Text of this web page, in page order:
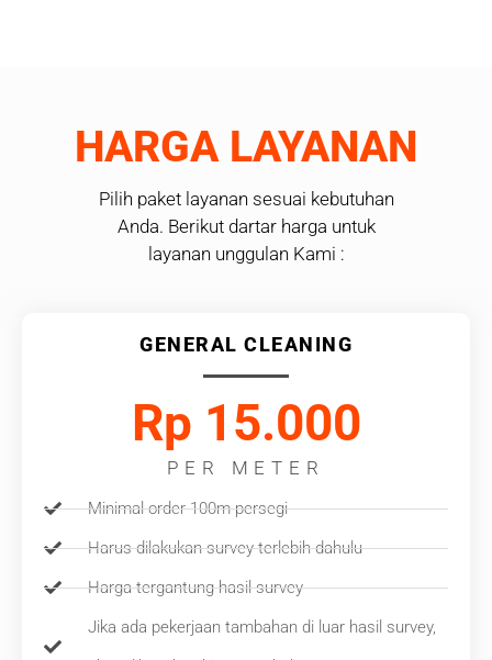
HARGA LAYANAN
Pilih paket layanan sesuai kebutuhan
Anda. Berikut dartar harga untuk
layanan unggulan Kami :
GENERAL CLEANING
Rp 15.000
PER METER
Minimal order 100m persegi
Harus dilakukan survey terlebih dahulu
Harga tergantung hasil survey
Jika ada pekerjaan tambahan di luar hasil survey,